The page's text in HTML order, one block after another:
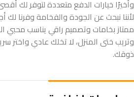
وأخيرًا خيارات الدفع متعددة لتوفر لك
لأننا نبحث عن الجودة والفخامة وفرنا لك
ممتاز بخامات وتصميم راقي يناسب محبي
وتريب ختى المنزل، لا تخلك عادي واختر
ذوقك.